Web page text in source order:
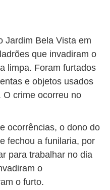
Jardim Bela Vista em
que invadiram o
limpa. Foram furtados
e objetos usados
O crime ocorreu no
ocorrências, o dono do
fechou a funilaria, por
para trabalhar no dia
o
o furto.